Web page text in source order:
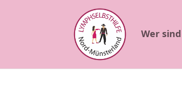
Wer